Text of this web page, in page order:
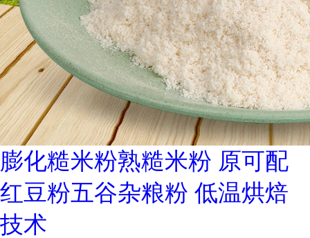
膨化糙米粉熟糙米粉 原可配
红豆粉五谷杂粮粉 低温烘焙
技术